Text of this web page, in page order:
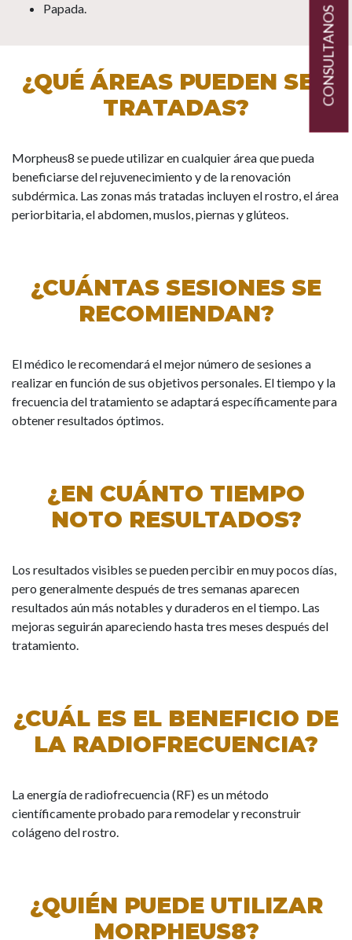
Papada.
¿QUÉ ÁREAS PUEDEN SER
TRATADAS?
Morpheus8 se puede utilizar en cualquier área que pueda
beneficiarse del rejuvenecimiento y de la renovación
subdérmica. Las zonas más tratadas incluyen el rostro, el área
periorbitaria, el abdomen, muslos, piernas y glúteos.
¿CUÁNTAS SESIONES SE
RECOMIENDAN?
El médico le recomendará el mejor número de sesiones a
realizar en función de sus objetivos personales. El tiempo y la
frecuencia del tratamiento se adaptará específicamente para
obtener resultados óptimos.
¿EN CUÁNTO TIEMPO
NOTO RESULTADOS?
Los resultados visibles se pueden percibir en muy pocos días,
pero generalmente después de tres semanas aparecen
resultados aún más notables y duraderos en el tiempo. Las
mejoras seguirán apareciendo hasta tres meses después del
tratamiento.
¿CUÁL ES EL BENEFICIO DE
LA RADIOFRECUENCIA?
La energía de radiofrecuencia (RF) es un método
científicamente probado para remodelar y reconstruir
colágeno del rostro.
¿QUIÉN PUEDE UTILIZAR
MORPHEUS8?
CONSULTANOS